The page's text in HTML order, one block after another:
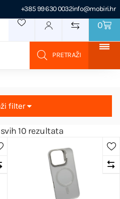
+385 99 630 0032info@mobiri.hr
0
filter
10 rezultata